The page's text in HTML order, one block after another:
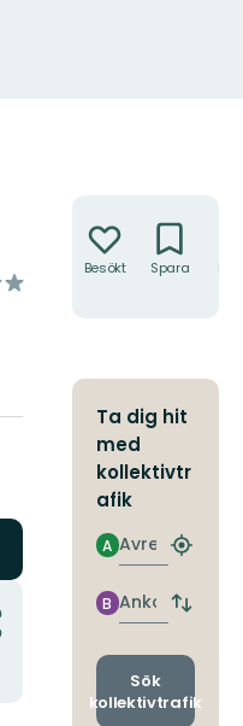
Besökt Spara
Ta dig hit
med
kollektivtr
afik
Avresa
A
Hitta
Ankomst
B
Byt
och
Sök
kollektivtrafik